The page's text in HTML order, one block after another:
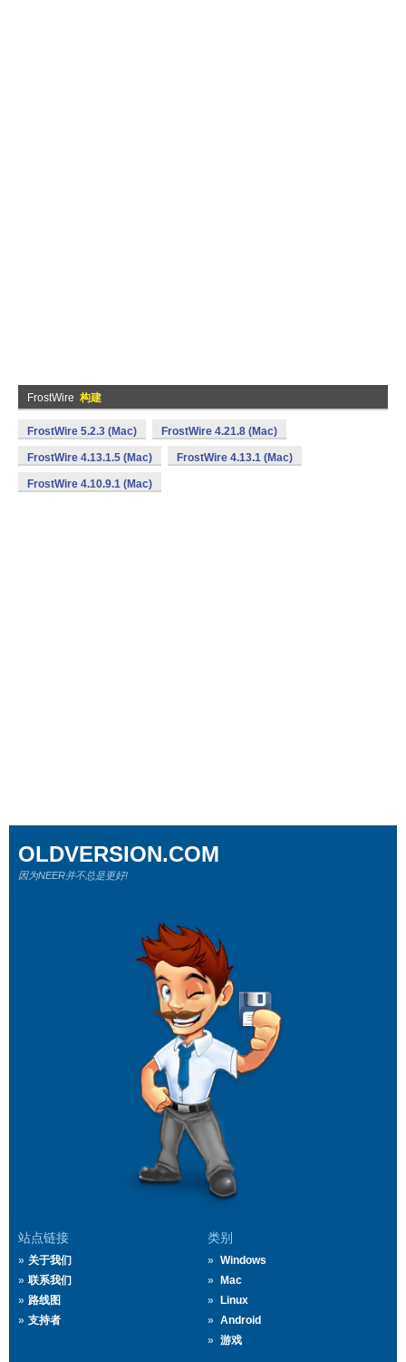
FrostWire 构建
FrostWire 5.2.3 (Mac) FrostWire 4.21.8 (Mac)
FrostWire 4.13.1.5 (Mac) FrostWire 4.13.1 (Mac)
FrostWire 4.10.9.1 (Mac)
站点链接
关于我们
联系我们
路线图
支持者
类别
Windows
Mac
Linux
Android
游戏
OLDVERSION.COM
因为NEER并不总是更好!